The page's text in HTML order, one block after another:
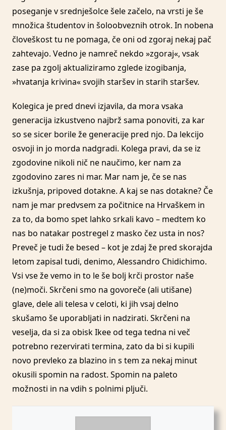
poseganje v srednješolce šele začelo, na vrsti je še
množica študentov in šoloobveznih otrok. In nobena
človeškost tu ne pomaga, če oni od zgoraj nekaj pač
zahtevajo. Vedno je namreč nekdo »zgoraj«, vsak
zase pa zgolj aktualiziramo zglede izogibanja,
»hvatanja krivina« svojih staršev in starih staršev.
Kolegica je pred dnevi izjavila, da mora vsaka
generacija izkustveno najbrž sama ponoviti, za kar
so se sicer borile že generacije pred njo. Da lekcijo
osvoji in jo morda nadgradi. Kolega pravi, da se iz
zgodovine nikoli nič ne naučimo, ker nam za
zgodovino zares ni mar. Mar nam je, če se nas
izkušnja, pripoved dotakne. A kaj se nas dotakne? Če
nam je mar predvsem za počitnice na Hrvaškem in
za to, da bomo spet lahko srkali kavo – medtem ko
nas bo natakar postregel z masko čez usta in nos?
Preveč je tudi že besed – kot je zdaj že pred skorajda
letom zapisal tudi, denimo, Alessandro Chidichimo.
Vsi vse že vemo in to le še bolj krči prostor naše
(ne)moči. Skrčeni smo na govoreče (ali utišane)
glave, dele ali telesa v celoti, ki jih vsaj delno
skušamo še uporabljati in nadzirati. Skrčeni na
veselja, da si za obisk Ikee od tega tedna ni več
potrebno rezervirati termina, zato da bi si kupili
novo prevleko za blazino in s tem za nekaj minut
okusili spomin na radost. Spomin na paleto
možnosti in na vdih s polnimi pljuči.